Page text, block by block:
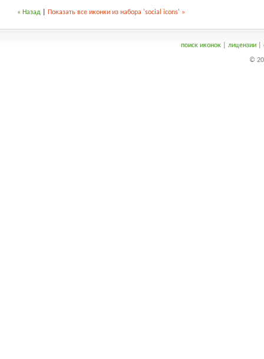
« Назад Показать все иконки из набора 'social icons' »
поиск иконок| лицензии|
©